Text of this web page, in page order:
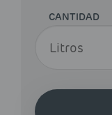
CANTIDAD